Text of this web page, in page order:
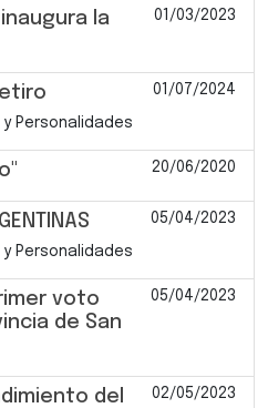
la
01/03/2023
01/07/2024
Personalidades
20/06/2020
05/04/2023
Personalidades
voto
de San
05/04/2023
del
02/05/2023